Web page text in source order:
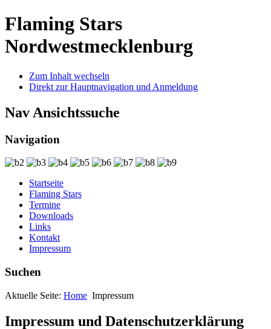
Flaming Stars
Nordwestmecklenburg
Zum Inhalt wechseln
Direkt zur Hauptnavigation und Anmeldung
Nav Ansichtssuche
Navigation
Startseite
Flaming Stars
Termine
Downloads
Links
Kontakt
Impressum
Suchen
Aktuelle Seite: Home Impressum
Impressum und Datenschutzerklärung